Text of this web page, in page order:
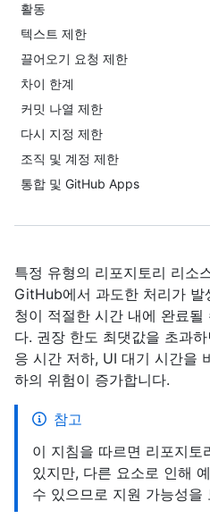
활동
텍스트 제한
끌어오기 요청 제한
차이 한계
커밋 나열 제한
다시 지정 제한
조직 및 계정 제한
통합 및 GitHub Apps
특정 유형의 리포지토리 리소
GitHub에서 과도한 처리가
청이 적절한 시간 내에 완료
다. 권장 한도 최댓값을 초과
응 시간 저하, UI 대기 시간을
하의 위험이 증가합니다.
참고
이 지침을 따르면 리포지토
있지만, 다른 요소로 인해
수 있으므로 지원 가능성을